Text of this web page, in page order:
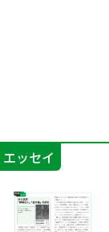
エッセイ